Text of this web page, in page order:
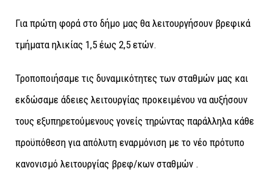
Για πρώτη φορά στο δήμο μας θα λειτουργήσουν βρεφικά
τμήματα ηλικίας 1,5 έως 2,5 ετών.
Τροποποιήσαμε τις δυναμικότητες των σταθμών μας και
εκδώσαμε άδειες λειτουργίας προκειμένου να αυξήσουν
τους εξυπηρετούμενους γονείς τηρώντας παράλληλα κάθε
προϋπόθεση για απόλυτη εναρμόνιση με το νέο πρότυπο
κανονισμό λειτουργίας βρεφ/κων σταθμών .